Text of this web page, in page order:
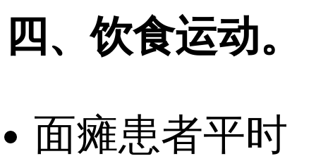
四、饮食运动。
面瘫患者平时